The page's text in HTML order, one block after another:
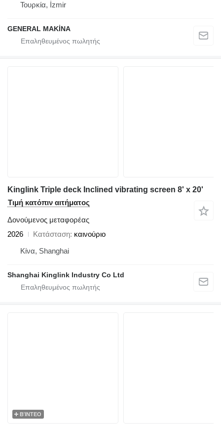
Τουρκία, İzmir
GENERAL MAKİNA
Kinglink Triple deck Inclined vibrating screen 8' x 20'
Τιμή κατόπιν αιτήματος
Δονούμενος μεταφορέας
2026
Κατάσταση καινούριο
Κίνα, Shanghai
Shanghai Kinglink Industry Co Ltd
ΒΊΝΤΕΟ